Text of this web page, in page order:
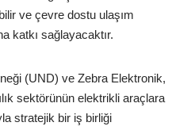
ve çevre dostu ulaşım
katkı sağlayacaktır.
(UND) ve Zebra Elektronik,
sektörünün elektrikli araçlara
stratejik bir iş birliği